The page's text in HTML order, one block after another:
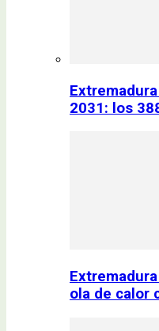
2031: los
ola de calor